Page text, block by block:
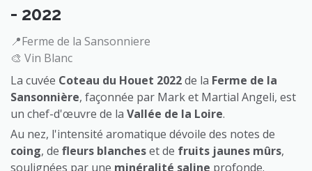
- 2022
📍Ferme de la Sansonniere
🎨 Vin Blanc
La cuvée Coteau du Houet 2022de la Ferme de la
Sansonnière, façonnée par Mark et Martial Angeli, est
un chef-d'œuvre de la Vallée de la Loire.
Au nez, l'intensité aromatique dévoile des notes de
coing, de fleurs blancheset de fruits jaunes mûrs,
soulignées par une minéralité saline profonde.